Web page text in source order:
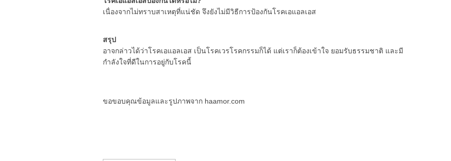
เนื่องจากไม่ทราบสาเหตุที่แน่ชัด จึงยังไม่มีวิธีการป้องกันโรคเอแอลเอส
สรุป
อาจกล่าวได้ว่าโรคเอแอลเอส เป็นโรคเวรโรคกรรมก็ได้ แต่เราก็ต้องเข้าใจ ยอมรับธรรมชาติ และมี
กำลังใจที่ดีในการอยู่กับโรคนี้
ขอขอบคุณข้อมูลและรูปภาพจาก haamor.com